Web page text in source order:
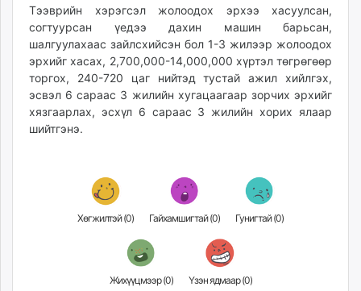
Тээврийн хэрэгсэл жолоодох эрхээ хасуулсан,
согтуурсан үедээ дахин машин барьсан,
шалгуулахаас зайлсхийсэн бол 1-3 жилээр жолоодох
эрхийг хасах, 2,700,000-14,000,000 хүртэл төгрөгөөр
торгох, 240-720 цаг нийтэд тустай ажил хийлгэх,
эсвэл 6 сараас 3 жилийн хугацаагаар зорчих эрхийг
хязгаарлах, эсхүл 6 сараас 3 жилийн хорих ялаар
шийтгэнэ.
Хөгжилтэй (0) Гайхамшигтай (0) Гунигтай (0)
Жихүүцмээр (0) Үзэн ядмаар (0)